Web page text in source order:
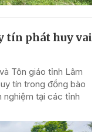
tín phát huy vai
Tôn giáo tỉnh Lâm
tín trong đồng bào
nghiệm tại các tỉnh